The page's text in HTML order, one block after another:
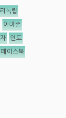
독립
아마존
인도
페이스북